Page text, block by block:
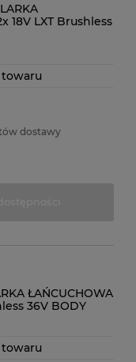
18V LXT Brushless
dostawy
ŁAŃCUCHOWA
36V BODY
towaru